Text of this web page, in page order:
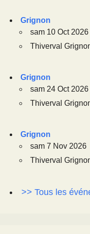
Grignon
sam 10 Oct 2026
Thiverval
Grignon
sam 24 Oct 2026
Thiverval
Grignon
sam 7 Nov 2026
Thiverval
>> Tous les